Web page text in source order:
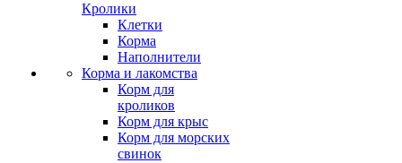
Кролики
Клетки
Корма
Наполнители
Корма и лакомства
Корм для
кроликов
Корм для крыс
Корм для морских
свинок